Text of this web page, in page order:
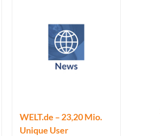
WELT.de – 23,20 Mio.
Unique User